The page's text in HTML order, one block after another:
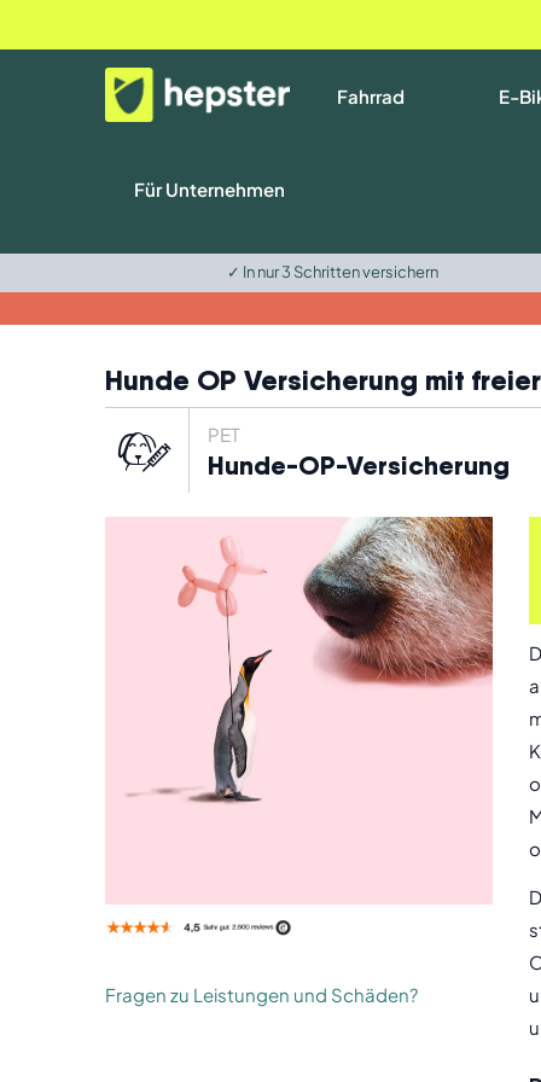
Fahrrad E-
Für Unternehmen
✓ In nur 3 Schritten versichern
Hunde OP Versicherung mit
PET
Hunde-OP-Versicherung
Fragen zu Leistungen und Schäden?